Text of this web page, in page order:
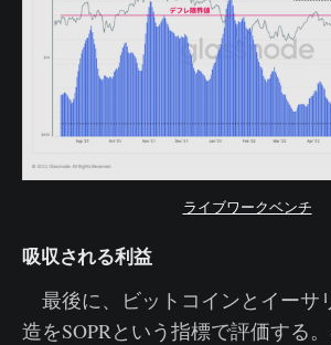
ライブワークベンチ
吸収される利益
最後に、ビットコインとイーサ
造をSOPRという指標で評価する